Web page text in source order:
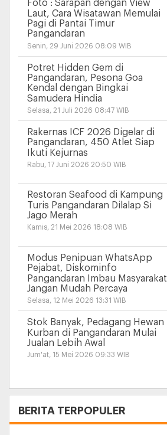
Foto : Sarapan dengan View
Laut, Cara Wisatawan Memulai
Pagi di Pantai Timur
Pangandaran
Senin, 29 Juni 2026 08:09 WIB
Potret Hidden Gem di
Pangandaran, Pesona Goa
Kendal dengan Bingkai
Samudera Hindia
Selasa, 21 Juli 2026 08:47 WIB
Rakernas ICF 2026 Digelar di
Pangandaran, 450 Atlet Siap
Ikuti Kejurnas
Rabu, 17 Juni 2026 20:50 WIB
Restoran Seafood di Kampung
Turis Pangandaran Dilalap Si
Jago Merah
Kamis, 21 Mei 2026 18:08 WIB
Modus Penipuan WhatsApp
Pejabat, Diskominfo
Pangandaran Imbau Masyarakat
Jangan Mudah Percaya
Selasa, 12 Mei 2026 13:31 WIB
Stok Banyak, Pedagang Hewan
Kurban di Pangandaran Mulai
Jualan Lebih Awal
Jum'at, 15 Mei 2026 09:33 WIB
BERITA TERPOPULER